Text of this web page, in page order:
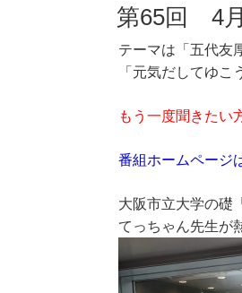
第65回 4
テーマは「五代友
「元気だしてゆ
もう一度聞きたい
番組ホームページ
大阪市立大学の礎
てっちゃん先生が